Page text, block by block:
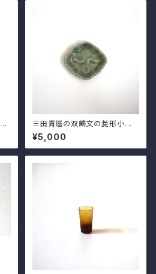
三田青磁の双鶴文の菱形小皿
（その１）d9.8cm Antique J
apanese Celadon Rhombu
s Small Dish, Embossed D
¥5,000